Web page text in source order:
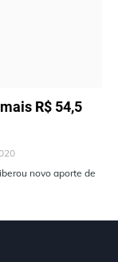
R$ 54,5
novo aporte de